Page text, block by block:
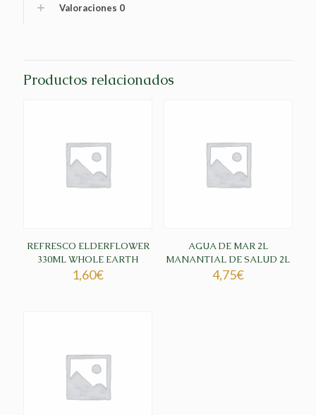
Valoraciones 0
Productos relacionados
REFRESCO ELDERFLOWER
330ML WHOLE EARTH
1,60€
AGUA DE MAR 2L
MANANTIAL DE SALUD 2L
4,75€